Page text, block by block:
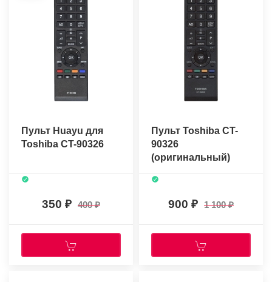
Пульт Huayu для
Toshiba CT-90326
350 400
Пульт Toshiba CT-
90326
(оригинальный)
900 1 100